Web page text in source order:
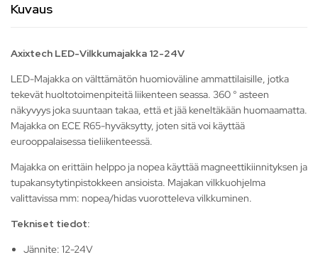
Kuvaus
Axixtech LED-Vilkkumajakka 12-24V
LED-Majakka on välttämätön huomioväline ammattilaisille, jotka
tekevät huoltotoimenpiteitä liikenteen seassa. 360 ° asteen
näkyvyys joka suuntaan takaa, että et jää keneltäkään huomaamatta.
Majakka on ECE R65-hyväksytty, joten sitä voi käyttää
eurooppalaisessa tieliikenteessä.
Majakka on erittäin helppo ja nopea käyttää magneettikiinnityksen ja
tupakansytytinpistokkeen ansioista. Majakan vilkkuohjelma
valittavissa mm: nopea/hidas vuorotteleva vilkkuminen.
Tekniset tiedot:
Jännite: 12-24V